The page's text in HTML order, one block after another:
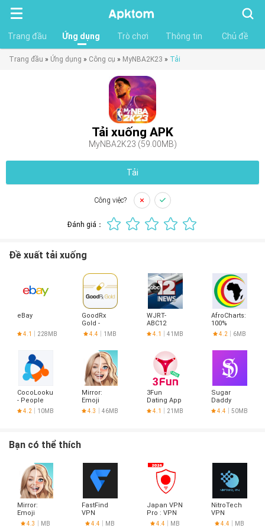
Tìm
kiếm
Trang đầu
Ứng dụng Trò chơi Thông tin Chủ đề
Trang đầu » Ứng dụng » Công cụ » MyNBA2K23 » Tải
Tải xuống APK
MyNBA2K23 (59.00MB)
Tải
Công việc?
Đánh giá：
Đề xuất tải xuống
eBay
4.1 228MB
GoodRx
Gold -
Pharmacy
Discount
4.4 1MB
WJRT-
ABC12
4.1 41MB
AfroCharts:
100%
African
Music
4.2 6MB
CocoLookup
- People
Finder
4.2 10MB
Mirror:
Emoji
meme
maker
4.3 46MB
3Fun
Dating App
- Meet
Curious
4.1 21MB
Sugar
Daddy
Dating App
- Sudy
4.4 50MB
Bạn có thể thích
Mirror:
Emoji
meme
maker
4.3 MB
FastFind
VPN
4.4 MB
Japan VPN
Pro : VPN
For Japan
4.4 MB
NitroTech
VPN
4.4 MB